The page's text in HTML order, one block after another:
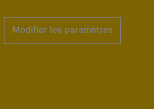
Modifier les paramètres